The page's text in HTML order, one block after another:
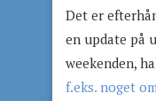
Det er
en update på
weekenden,
f.eks. noget